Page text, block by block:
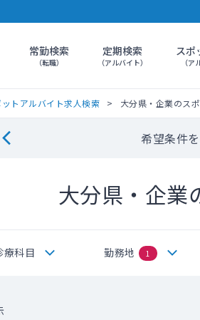
民間医局常勤検索
（転職）
定期検索
（アルバイト）
スポ
（ア
ットアルバイト求人検索 大分県・企業のス
希望条件
大分県・企業
療科目 勤務地 1